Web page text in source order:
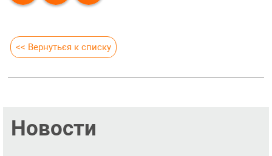
<< Вернуться к списку
Новости